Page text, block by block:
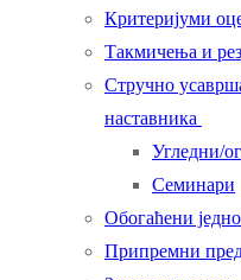
Критеријуми
Такмичења и
Стручно
наставника
Угледни/
Семинари
Обогаћени
Припремни